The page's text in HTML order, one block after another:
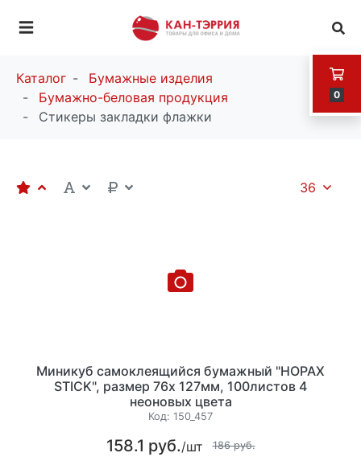
0
Каталог
Бумажные изделия
Бумажно-беловая продукция
Стикеры закладки флажки
36
Миникуб самоклеящийся бумажный "HOPAX
STICK", размер 76х 127мм, 100листов 4
неоновых цвета
Код: 150_457
158.1 руб./шт 186 руб.